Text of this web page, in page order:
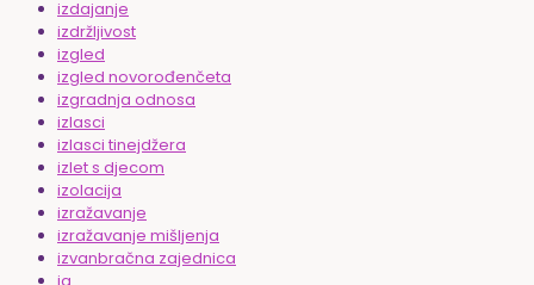
izdajanje
izdržljivost
izgled
izgled novorođenčeta
izgradnja odnosa
izlasci
izlasci tinejdžera
izlet s djecom
izolacija
izražavanje
izražavanje mišljenja
izvanbračna zajednica